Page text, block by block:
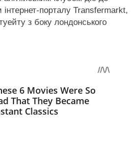
інтернет-порталу Transfermarkt,
з боку лондонського